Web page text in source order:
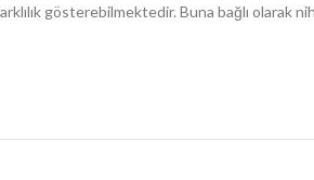
gösterebilmektedir. Buna bağlı olarak